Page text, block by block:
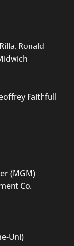
Ronald
Faithfull
(MGM)
Co.
Uni)